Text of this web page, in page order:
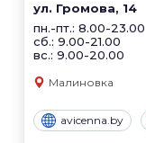
ул. Громова, 14
пн.-пт.: 8.00-23.00
сб.: 9.00-21.00
вс.: 9.00-20.00
Малиновка
avicenna.by